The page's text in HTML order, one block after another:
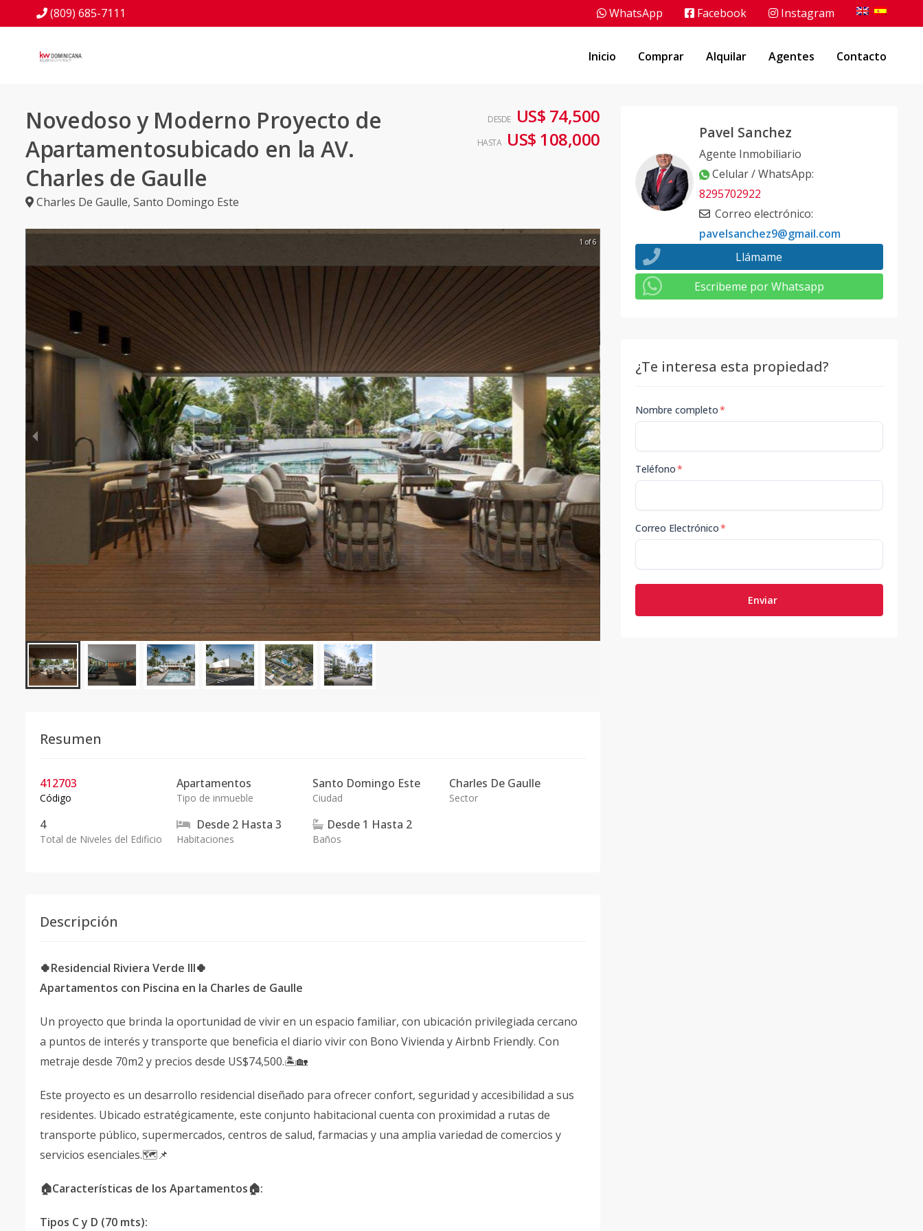
(809) 685-7111 WhatsApp Facebook Instagram
Inicio Comprar Alquilar Agentes Contacto
Novedoso y Moderno Proyecto de
Apartamentosubicado en la AV.
Charles de Gaulle
Charles De Gaulle, Santo Domingo Este
DESDE US$ 74,500
HASTA US$ 108,000
1 of 6
Resumen
412703
Código
Apartamentos
Tipo de inmueble
Santo Domingo Este
Ciudad
Charles De Gaulle
Sector
4
Total de Niveles del Edificio
Desde 2 Hasta 3
Habitaciones
Desde 1 Hasta 2
Baños
Descripción
🍀Residencial Riviera Verde III🍀
Apartamentos con Piscina en la Charles de Gaulle
Un proyecto que brinda la oportunidad de vivir en un espacio familiar, con ubicación privilegiada cercano
a puntos de interés y transporte que beneficia el diario vivir con Bono Vivienda y Airbnb Friendly. Con
metraje desde 70m2 y precios desde US$74,500.🏝🏡
Este proyecto es un desarrollo residencial diseñado para ofrecer confort, seguridad y accesibilidad a sus
residentes. Ubicado estratégicamente, este conjunto habitacional cuenta con proximidad a rutas de
transporte público, supermercados, centros de salud, farmacias y una amplia variedad de comercios y
servicios esenciales.🗺📌
🏠Características de los Apartamentos🏠:
Tipos C y D (70 mts):
Pavel Sanchez
Agente Inmobiliario
Celular / WhatsApp:
8295702922
Correo electrónico:
pavelsanchez9@gmail.com
Llámame
Escribeme por Whatsapp
¿Te interesa esta propiedad?
Nombre completo*
Teléfono*
Correo Electrónico*
Enviar